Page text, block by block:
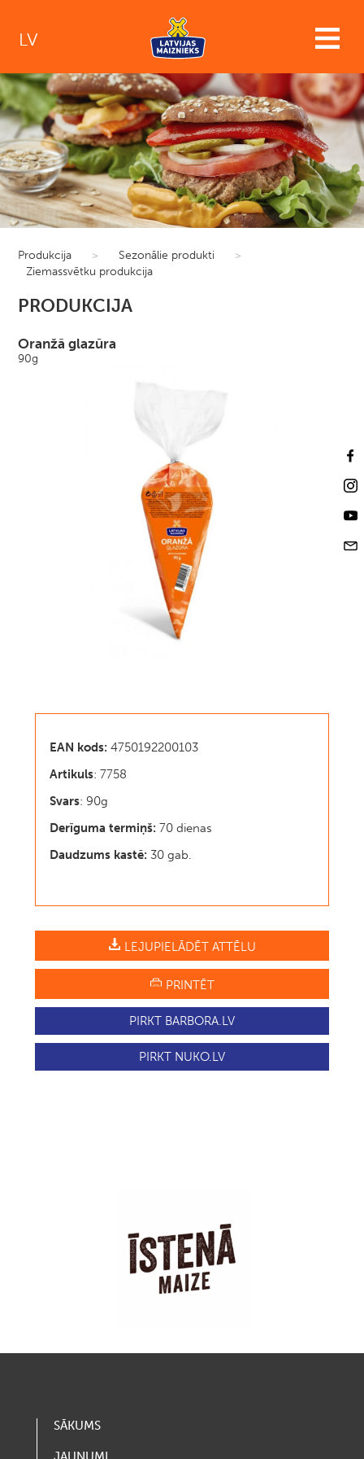
LV
Produkcija > Sezonālie produkti
>
Ziemassvētku produkcija
PRODUKCIJA
Oranžā glazūra
90g
EAN kods: 4750192200103
Artikuls: 7758
Svars: 90g
Derīguma termiņš: 70 dienas
Daudzums kastē: 30 gab.
LEJUPIELĀDĒT ATTĒLU
PRINTĒT
PIRKT BARBORA.LV
PIRKT NUKO.LV
SĀKUMS